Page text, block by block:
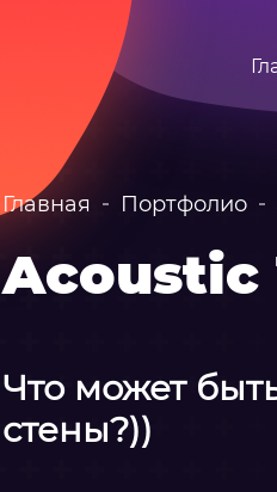
Главная Портфолио
Acoustic
Что может
стены?))